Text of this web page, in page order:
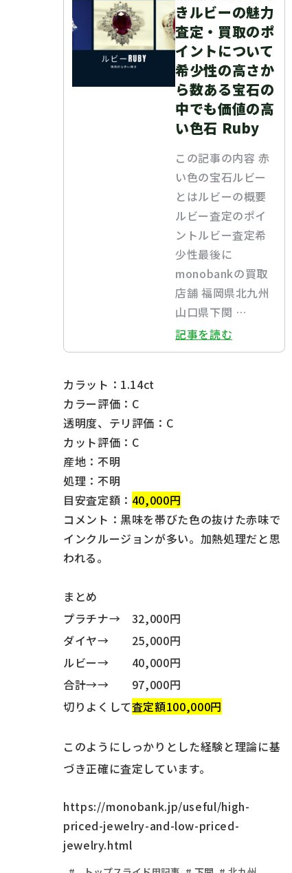
きルビーの魅力
査定・買取のポ
イントについて
希少性の高さか
ら数ある宝石の
中でも価値の高
い色石 Ruby
この記事の内容 赤
い色の宝石ルビー
とはルビーの概要
ルビー査定のポイ
ントルビー査定希
少性最後に
monobankの買取
店舗 福岡県北九州
山口県下関 …
記事を読む
カラット：1.14ct
カラー評価：C
透明度、テリ評価：C
カット評価：C
産地：不明
処理：不明
目安査定額： 40,000円
コメント：黒味を帯びた色の抜けた赤味で
インクルージョンが多い。加熱処理だと思
われる。
まとめ
プラチナ→ 32,000円
ダイヤ→ 25,000円
ルビー→ 40,000円
合計→→ 97,000円
切りよくして査定額100,000円
このようにしっかりとした経験と理論に基
づき正確に査定しています。
https://monobank.jp/useful/high-
priced-jewelry-and-low-priced-
jewelry.html